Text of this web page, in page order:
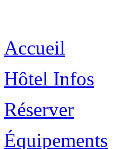
Accueil
Hôtel Infos
Réserver
Équipements